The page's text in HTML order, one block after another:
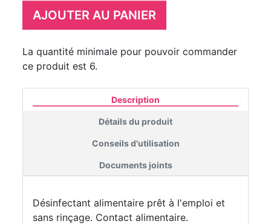
AJOUTER AU PANIER
La quantité minimale pour pouvoir commander
ce produit est 6.
Description
Détails du produit
Conseils d'utilisation
Documents joints
Désinfectant alimentaire prêt à l'emploi et
sans rinçage. Contact alimentaire.